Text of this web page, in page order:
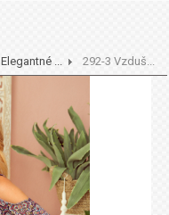
Elegantné ... 292-3 Vzduš...